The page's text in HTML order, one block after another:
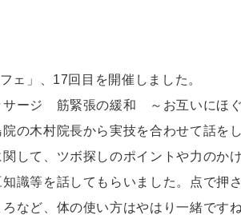
ェ」、17回目を開催しました。
サージ 筋緊張の緩和 ～お互いにほ
の木村院長から実技を合わせて話を
して、ツボ探しのポイントや力のか
識等を話してもらいました。点で押
など、体の使い方はやはり一緒ですね